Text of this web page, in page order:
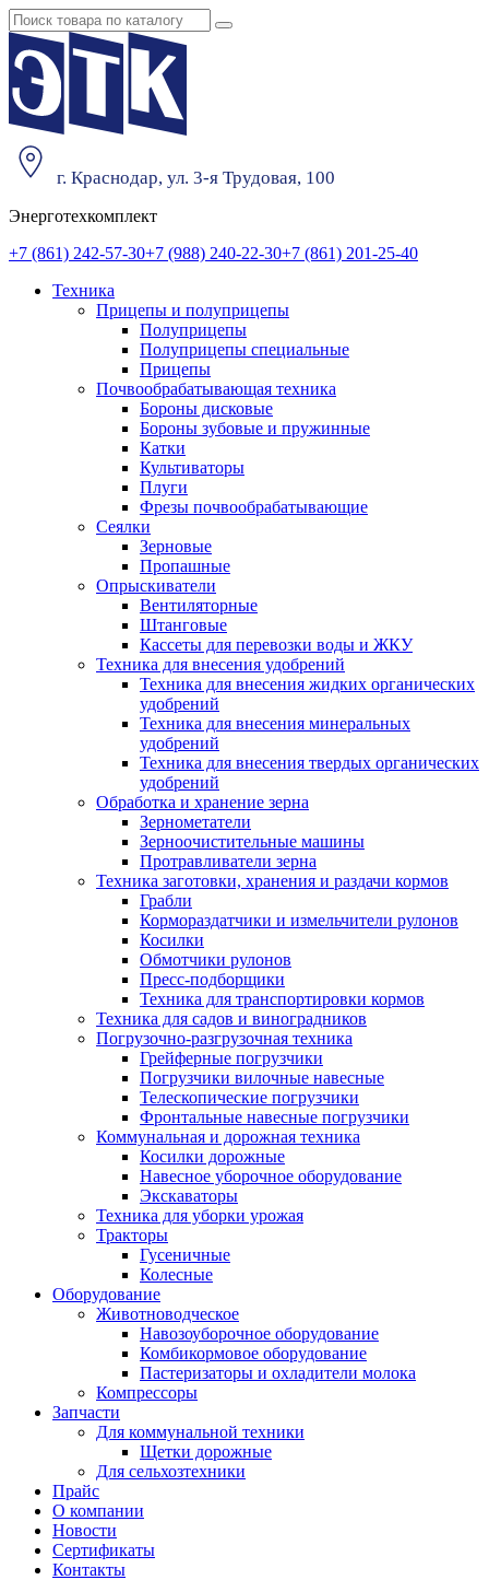
г. Краснодар, ул. 3-я Трудовая, 100
Энерготехкомплект
+7 (861) 242-57-30+7 (988) 240-22-30+7 (861) 201-25-40
Техника
Прицепы и полуприцепы
Полуприцепы
Полуприцепы специальные
Прицепы
Почвообрабатывающая техника
Бороны дисковые
Бороны зубовые и пружинные
Катки
Культиваторы
Плуги
Фрезы почвообрабатывающие
Сеялки
Зерновые
Пропашные
Опрыскиватели
Вентиляторные
Штанговые
Кассеты для перевозки воды и ЖКУ
Техника для внесения удобрений
Техника для внесения жидких органических
удобрений
Техника для внесения минеральных
удобрений
Техника для внесения твердых органических
удобрений
Обработка и хранение зерна
Зернометатели
Зерноочистительные машины
Протравливатели зерна
Техника заготовки, хранения и раздачи кормов
Грабли
Кормораздатчики и измельчители рулонов
Косилки
Обмотчики рулонов
Пресс-подборщики
Техника для транспортировки кормов
Техника для садов и виноградников
Погрузочно-разгрузочная техника
Грейферные погрузчики
Погрузчики вилочные навесные
Телескопические погрузчики
Фронтальные навесные погрузчики
Коммунальная и дорожная техника
Косилки дорожные
Навесное уборочное оборудование
Экскаваторы
Техника для уборки урожая
Тракторы
Гусеничные
Колесные
Оборудование
Животноводческое
Навозоуборочное оборудование
Комбикормовое оборудование
Пастеризаторы и охладители молока
Компрессоры
Запчасти
Для коммунальной техники
Щетки дорожные
Для сельхозтехники
Прайс
О компании
Новости
Сертификаты
Контакты